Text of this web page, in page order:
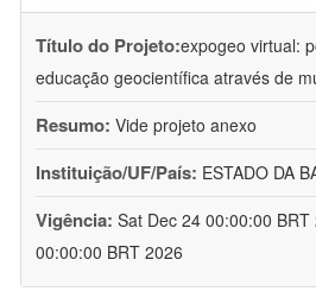
Título do Projeto:expogeo virtual:
educação geocientífica através de
Resumo: Vide projeto anexo
Instituição/UF/País: ESTADO DA
Vigência: Sat Dec 24 00:00:00
00:00:00 BRT 2026